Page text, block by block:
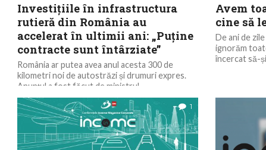
Investițiile în infrastructura
rutieră din România au
accelerat în ultimii ani: „Puține
contracte sunt întârziate”
România ar putea avea anul acesta 300 de
kilometri noi de autostrăzi și drumuri expres.
Anunțul a fost făcut de ministrul
transporturilor,...
Avem
cine să
De ani de
ignorăm
încercat să-
1